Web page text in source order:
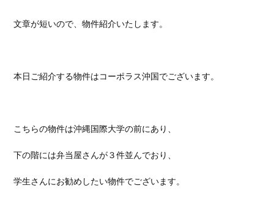
文章が短いので、物件紹介いたします。
本日ご紹介する物件はコーポラス沖国でございます。
こちらの物件は沖縄国際大学の前にあり、
下の階には弁当屋さんが３件並んでおり、
学生さんにお勧めしたい物件でございます。